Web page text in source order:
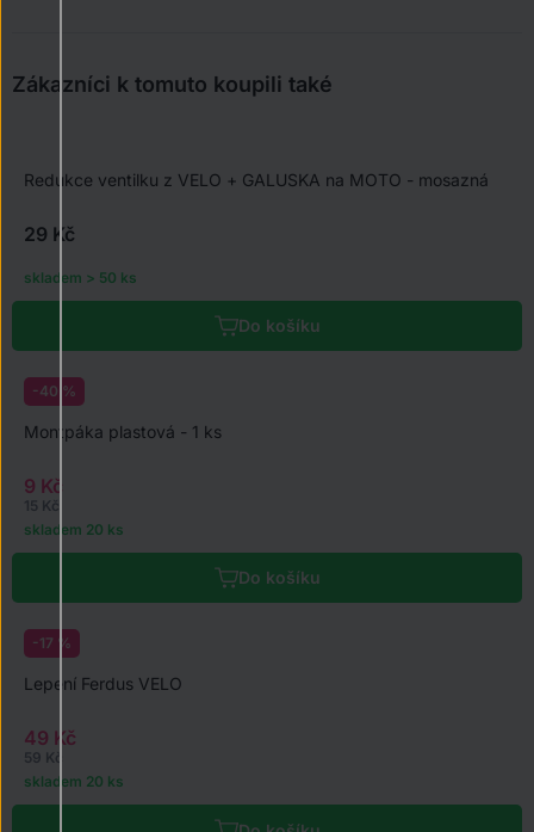
Zákazníci k tomuto koupili také
Do košíku
Redukce ventilku z VELO + GALUSKA na MOTO - mosazná
29 Kč
skladem > 50 ks
-40 %
Do košíku
Montpáka plastová - 1 ks
9 Kč
15 Kč
skladem 20 ks
-17 %
Lepení Ferdus VELO
49 Kč
59 Kč
skladem 20 ks